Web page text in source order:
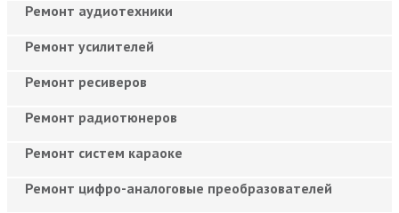
Ремонт аудиотехники
Ремонт усилителей
Ремонт ресиверов
Ремонт радиотюнеров
Ремонт систем караоке
Ремонт цифро-аналоговые преобразователей